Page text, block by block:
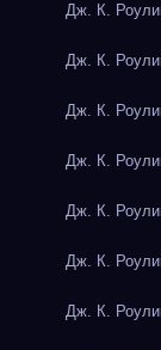
Дж. К.
Дж. К.
Дж. К.
Дж. К.
Дж. К.
Дж. К.
Дж. К.